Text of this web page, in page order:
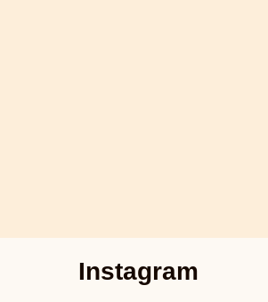
Instagram